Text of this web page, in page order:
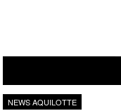
Vai al contenuto
NEWS AQUILOTTE